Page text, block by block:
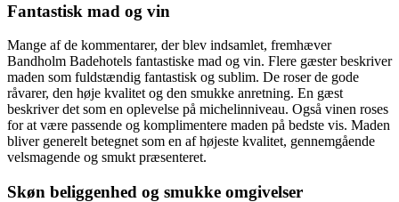
Fantastisk mad og vin
Mange af de kommentarer, der blev indsamlet, fremhæver
Bandholm Badehotels fantastiske mad og vin. Flere gæster beskriver
maden som fuldstændig fantastisk og sublim. De roser de gode
råvarer, den høje kvalitet og den smukke anretning. En gæst
beskriver det som en oplevelse på michelinniveau. Også vinen roses
for at være passende og komplimentere maden på bedste vis. Maden
bliver generelt betegnet som en af højeste kvalitet, gennemgående
velsmagende og smukt præsenteret.
Skøn beliggenhed og smukke omgivelser